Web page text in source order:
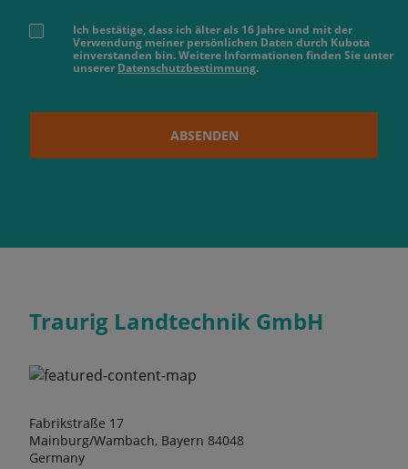
Ich bestätige, dass ich älter als 16 Jahre und mit der
Verwendung meiner persönlichen Daten durch Kubota
einverstanden bin. Weitere Informationen finden Sie unter
unserer Datenschutzbestimmung.
ABSENDEN
Traurig Landtechnik GmbH
Fabrikstraße 17
Mainburg/Wambach, Bayern 84048
Germany